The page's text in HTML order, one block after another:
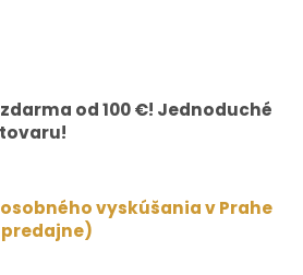
od 100 €! Jednoduché
vyskúšania v Prahe
predajne)